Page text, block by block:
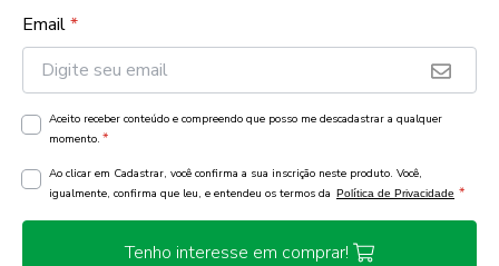
Email*
Aceito receber conteúdo e compreendo que posso me descadastrar a qualquer
momento. *
Ao clicar em Cadastrar, você confirma a sua inscrição neste produto. Você,
igualmente, confirma que leu, e entendeu os termos da Política de Privacidade *
Tenho interesse em comprar!